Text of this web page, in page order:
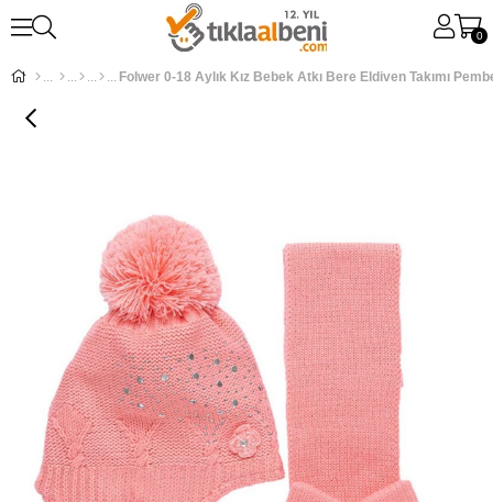
0
Folwer 0-18 Aylık Kız Bebek Atkı Bere Eldiven Takımı